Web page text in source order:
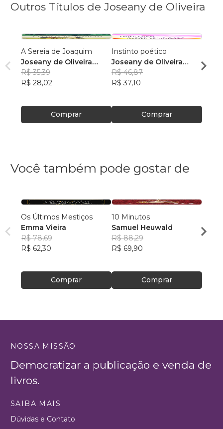
Outros Títulos de Joseany de Oliveira
A Sereia de Joaquim
Joseany de Oliveira
Ferreira
R$ 35,39
R$ 28,02
Comprar
Instinto poético
Joseany de Oliveira
Ferreira
R$ 46,87
R$ 37,10
Comprar
R$
Você também pode gostar de
Os Últimos Mestiços
Emma Vieira
R$ 78,69
R$ 62,30
Comprar
10 Minutos
Samuel Heuwald
R$ 88,29
R$ 69,90
Comprar
NOSSA MISSÃO
Democratizar a publicação e venda de
livros.
SAIBA MAIS
Dúvidas e Contato